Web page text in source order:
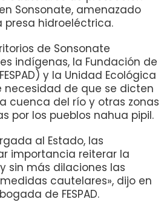
Sonsonate, amenazado
presa hidroeléctrica.
de Sonsonate
indígenas, la Fundación de
y la Unidad Ecológica
necesidad de que se dicten
cuenca del río y otras zonas
por los pueblos nahua pipil.
al Estado, las
importancia reiterar la
sin más dilaciones las
cautelares», dijo en
de FESPAD.